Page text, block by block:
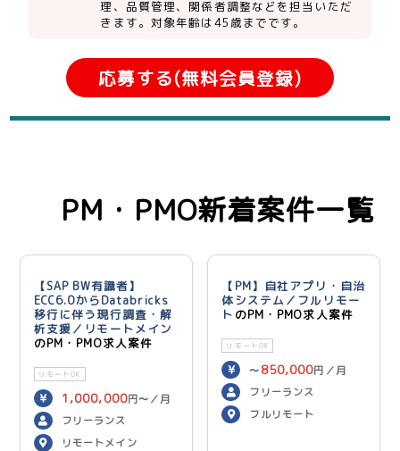
理、品質管理、関係者調整などを担当いただ
きます。対象年齢は45歳までです。
応募する(無料会員登録)
PM・PMO新着案件一覧
【SAP BW有識者】
ECC6.0からDatabricks
移行に伴う現行調査・解
析支援／リモートメイン
のPM・PMO求人案件
リモートOK
1,000,000円〜／月
フリーランス
リモートメイン
【PM】自社アプリ・自治
体システム／フルリモー
ト のPM・PMO求人案件
リモートOK
〜 850,000円／月
フリーランス
フルリモート